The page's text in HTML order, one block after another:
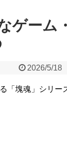
ゲーム
2026/5/18
「塊魂」シリー